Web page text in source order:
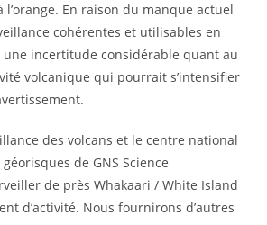
l’orange. En raison du manque actuel
cohérentes et utilisables en
une incertitude considérable quant au
volcanique qui pourrait s’intensifier
des volcans et le centre national
de GNS Science
de près Whakaari / White Island
d’activité. Nous fournirons d’autres